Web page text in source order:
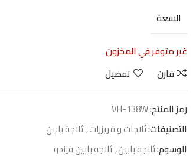
السعة
غير متوفر في المخزون
قارن
تفضيل
رمز المنتج:VH-138W
التصنيفات:ثلاجات و فريزرات,ثلاجة بابين
الوسوم:ثلاجه بابين,ثلاجه بابين فيندو